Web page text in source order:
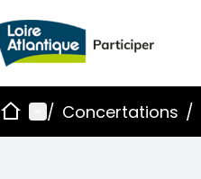
AccueilMenu principal
/ Concertations /